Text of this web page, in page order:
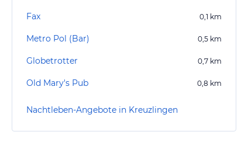
Fax 0,1 km
Metro Pol (Bar) 0,5 km
Globetrotter 0,7 km
Old Mary's Pub 0,8 km
Nachtleben-Angebote in Kreuzlingen